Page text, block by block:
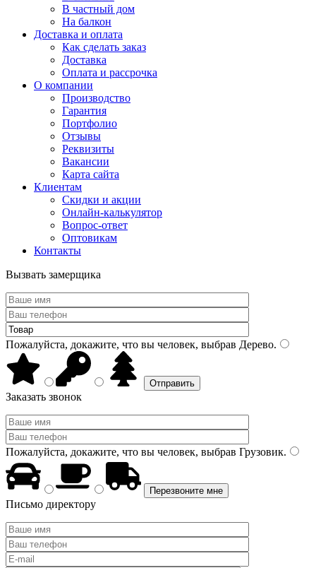
В частный дом
На балкон
Доставка и оплата
Как сделать заказ
Доставка
Оплата и рассрочка
О компании
Производство
Гарантия
Портфолио
Отзывы
Реквизиты
Вакансии
Карта сайта
Клиентам
Скидки и акции
Онлайн-калькулятор
Вопрос-ответ
Оптовикам
Контакты
Вызвать замерщика
Пожалуйста, докажите, что вы человек, выбрав Дерево.
Заказать звонок
Пожалуйста, докажите, что вы человек, выбрав Грузовик.
Письмо директору